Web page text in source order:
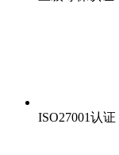
ISO27001认证